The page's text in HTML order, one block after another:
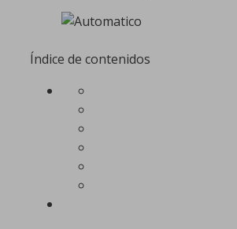
Índice de contenidos